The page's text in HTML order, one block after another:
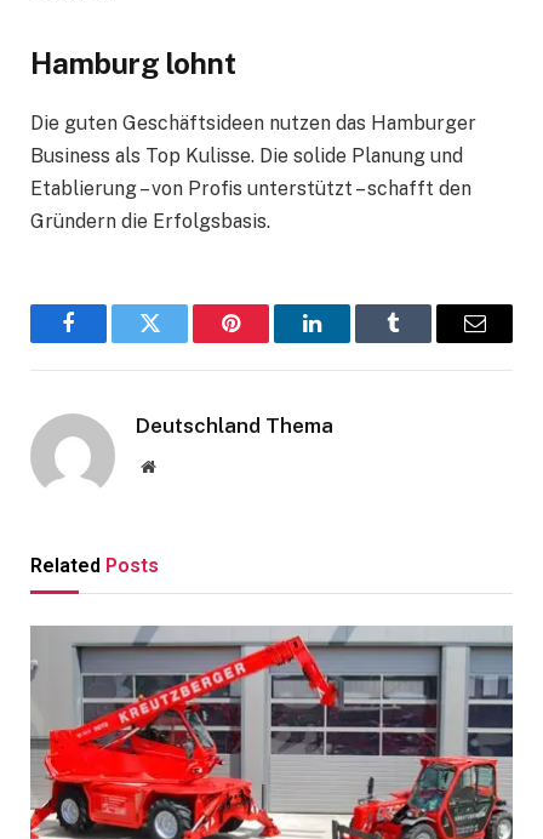
Hamburg lohnt
Die guten Geschäftsideen nutzen das Hamburger
Business als Top Kulisse. Die solide Planung und
Etablierung – von Profis unterstützt – schafft den
Gründern die Erfolgsbasis.
FacebookTwitter Pinterest LinkedInTumblr Email
Deutschland Thema
Website
Related Posts